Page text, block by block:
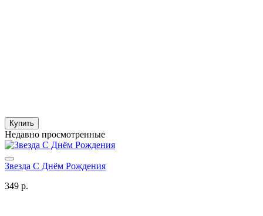
Купить
Недавно просмотренные
Звезда С Днём Рождения
349 р.